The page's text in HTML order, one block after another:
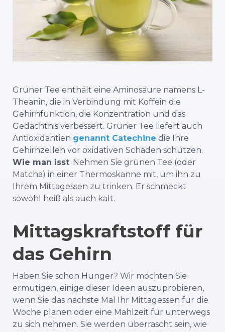
Grüner Tee enthält eine Aminosäure namens L-
Theanin, die in Verbindung mit Koffein die
Gehirnfunktion, die Konzentration und das
Gedächtnis verbessert. Grüner Tee liefert auch
Antioxidantien genannt Catechine die Ihre
Gehirnzellen vor oxidativen Schäden schützen.
Wie man isst: Nehmen Sie grünen Tee (oder
Matcha) in einer Thermoskanne mit, um ihn zu
Ihrem Mittagessen zu trinken. Er schmeckt
sowohl heiß als auch kalt.
Mittagskraftstoff für
das Gehirn
Haben Sie schon Hunger? Wir möchten Sie
ermutigen, einige dieser Ideen auszuprobieren,
wenn Sie das nächste Mal Ihr Mittagessen für die
Woche planen oder eine Mahlzeit für unterwegs
zu sich nehmen. Sie werden überrascht sein, wie